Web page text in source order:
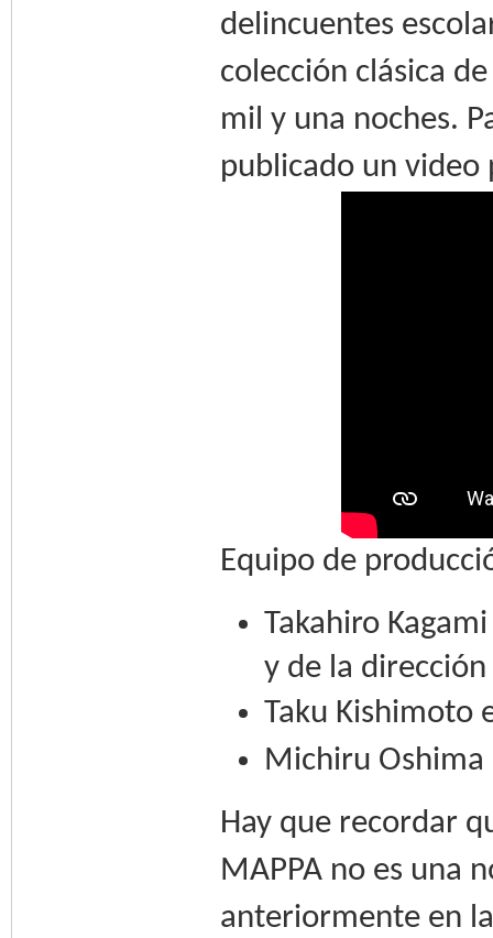
delincuentes
colección clásica
mil y una noches.
publicado un video
Equipo de
Takahiro
y de la
Taku Kishimoto
Michiru Oshima
Hay que recordar
MAPPA no es una
anteriormente en